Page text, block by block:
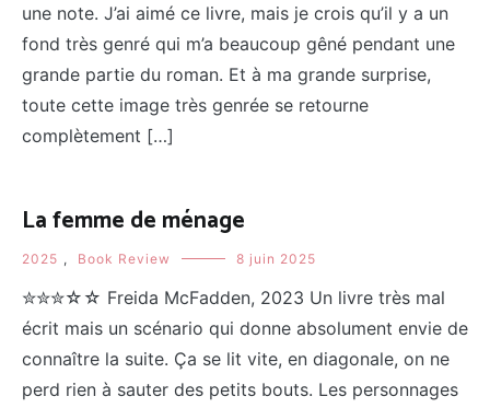
une note. J’ai aimé ce livre, mais je crois qu’il y a un
fond très genré qui m’a beaucoup gêné pendant une
grande partie du roman. Et à ma grande surprise,
toute cette image très genrée se retourne
complètement […]
La femme de ménage
2025 , Book Review 8 juin 2025
✮✮✮☆☆ Freida McFadden, 2023 Un livre très mal
écrit mais un scénario qui donne absolument envie de
connaître la suite. Ça se lit vite, en diagonale, on ne
perd rien à sauter des petits bouts. Les personnages